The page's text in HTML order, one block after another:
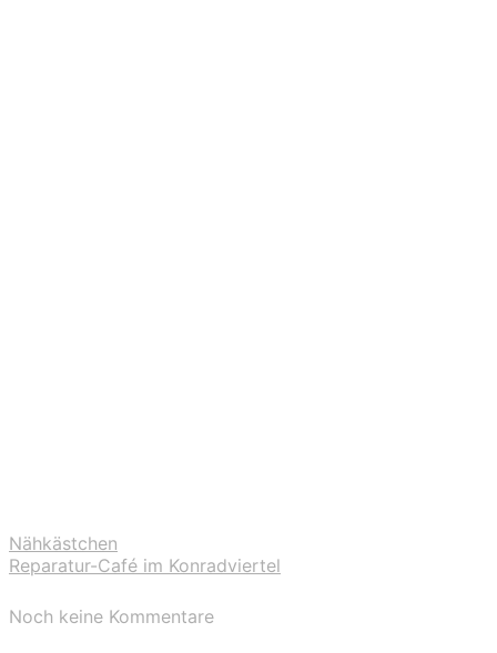
Nähkästchen
Reparatur-Café im Konradviertel
Noch keine Kommentare